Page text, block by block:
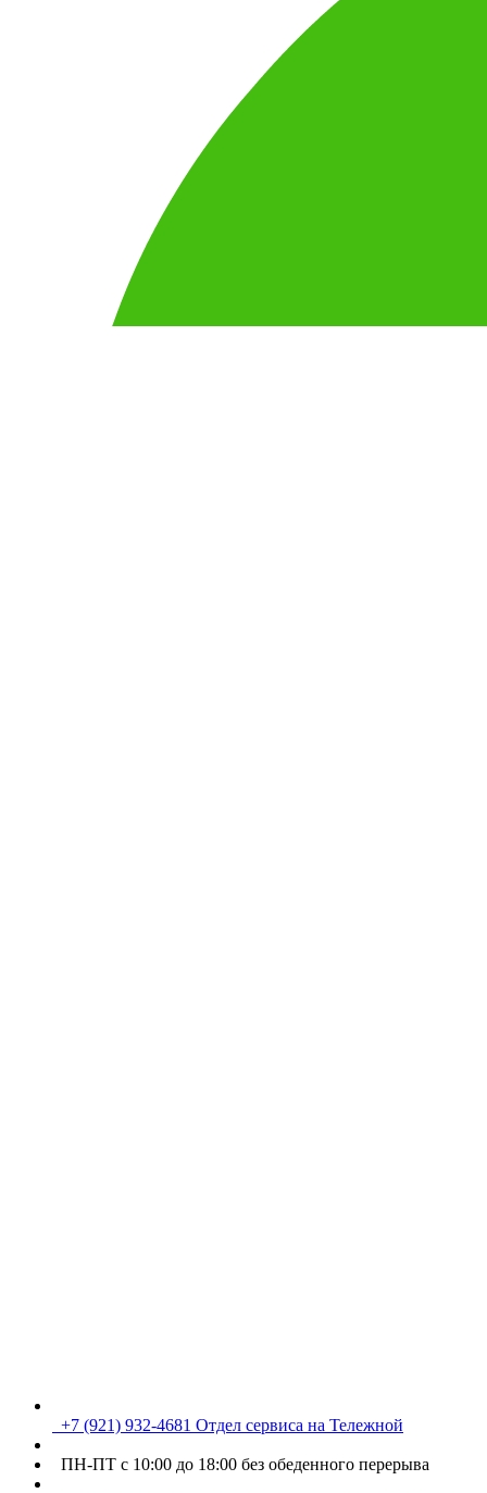
+7 (921) 932-4681 Отдел сервиса на Тележной
ПН-ПТ с 10:00 до 18:00 без обеденного перерыва